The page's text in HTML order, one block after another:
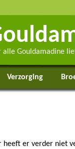
alle Gouldamadine
Verzorging
heeft er verder niet